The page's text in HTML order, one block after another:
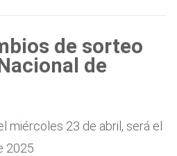
de sorteo
de
miércoles 23 de abril, será el
2025